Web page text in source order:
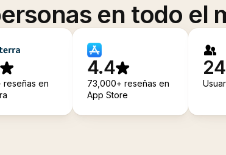
en todo el
reseñas en
4.4
73,000+ reseñas en
App Store